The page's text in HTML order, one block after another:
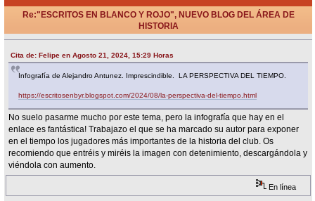
Re:"ESCRITOS EN BLANCO Y ROJO", NUEVO BLOG DEL ÁREA DE
HISTORIA
Cita de: Felipe en Agosto 21, 2024, 15:29 Horas
Infografía de Alejandro Antunez. Imprescindible. LA PERSPECTIVA DEL TIEMPO.
https://escritosenbyr.blogspot.com/2024/08/la-perspectiva-del-tiempo.html
No suelo pasarme mucho por este tema, pero la infografía que hay en el
enlace es fantástica! Trabajazo el que se ha marcado su autor para exponer
en el tiempo los jugadores más importantes de la historia del club. Os
recomiendo que entréis y miréis la imagen con detenimiento, descargándola y
viéndola con aumento.
En línea